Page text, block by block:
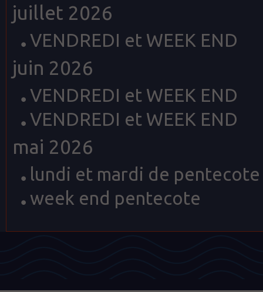
juillet 2026
VENDREDI et WEEK END
juin 2026
VENDREDI et WEEK END
VENDREDI et WEEK END
mai 2026
lundi et mardi de
week end pentecote